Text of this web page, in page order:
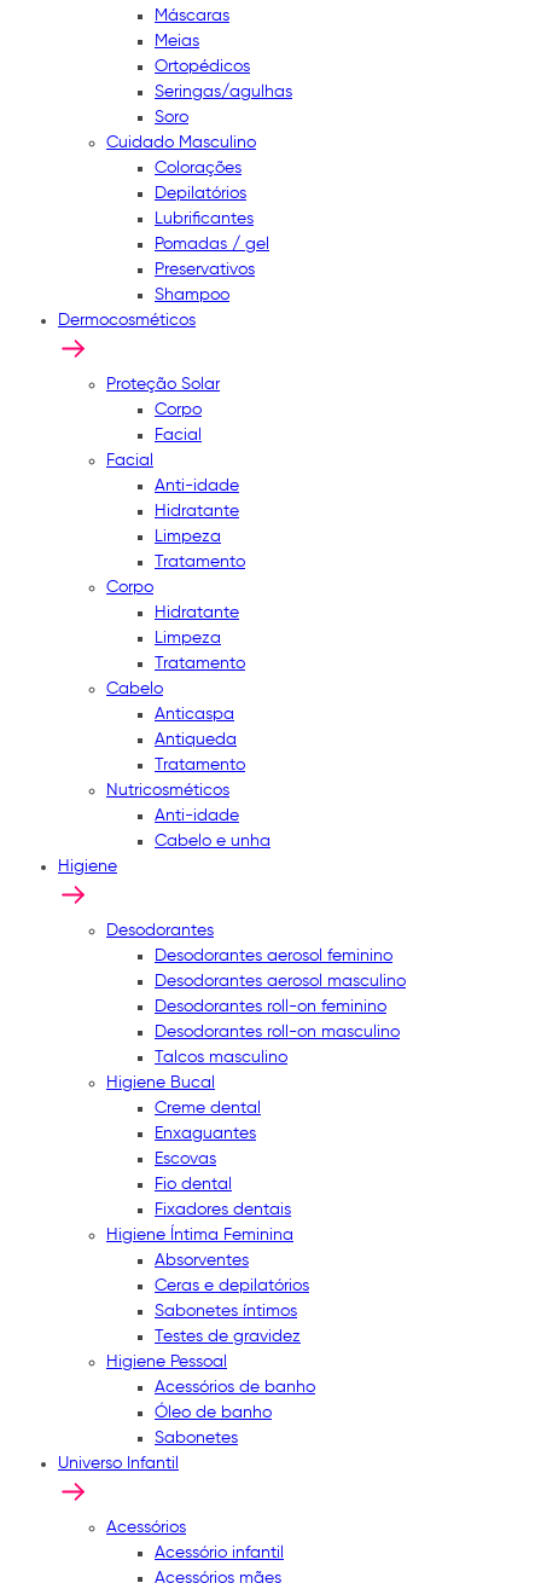
Máscaras
Meias
Ortopédicos
Seringas/agulhas
Soro
Cuidado Masculino
Colorações
Depilatórios
Lubrificantes
Pomadas / gel
Preservativos
Shampoo
Dermocosméticos
Proteção Solar
Corpo
Facial
Facial
Anti-idade
Hidratante
Limpeza
Tratamento
Corpo
Hidratante
Limpeza
Tratamento
Cabelo
Anticaspa
Antiqueda
Tratamento
Nutricosméticos
Anti-idade
Cabelo e unha
Higiene
Desodorantes
Desodorantes aerosol feminino
Desodorantes aerosol masculino
Desodorantes roll-on feminino
Desodorantes roll-on masculino
Talcos masculino
Higiene Bucal
Creme dental
Enxaguantes
Escovas
Fio dental
Fixadores dentais
Higiene Íntima Feminina
Absorventes
Ceras e depilatórios
Sabonetes íntimos
Testes de gravidez
Higiene Pessoal
Acessórios de banho
Óleo de banho
Sabonetes
Universo Infantil
Acessórios
Acessório infantil
Acessórios mães